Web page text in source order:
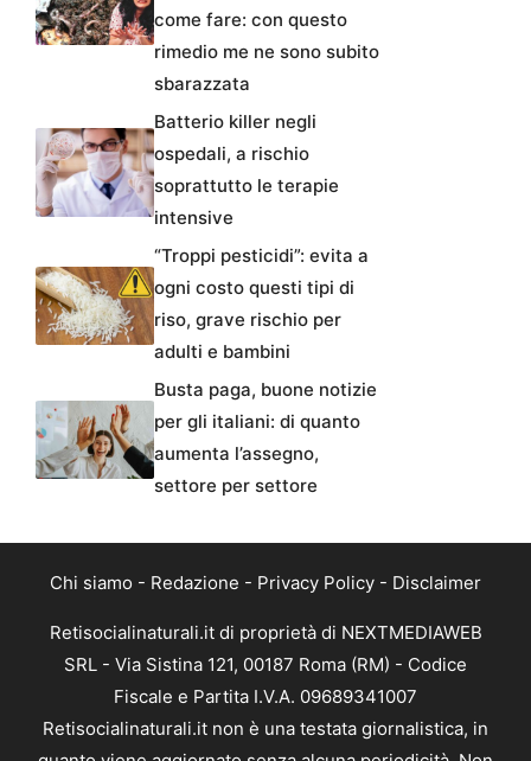
come fare: con questo
rimedio me ne sono subito
sbarazzata
Batterio killer negli
ospedali, a rischio
soprattutto le terapie
intensive
“Troppi pesticidi”: evita a
ogni costo questi tipi di
riso, grave rischio per
adulti e bambini
Busta paga, buone notizie
per gli italiani: di quanto
aumenta l’assegno,
settore per settore
Chi siamo - Redazione - Privacy Policy - Disclaimer
Retisocialinaturali.it di proprietà di NEXTMEDIAWEB
SRL - Via Sistina 121, 00187 Roma (RM) - Codice
Fiscale e Partita I.V.A. 09689341007
Retisocialinaturali.it non è una testata giornalistica, in